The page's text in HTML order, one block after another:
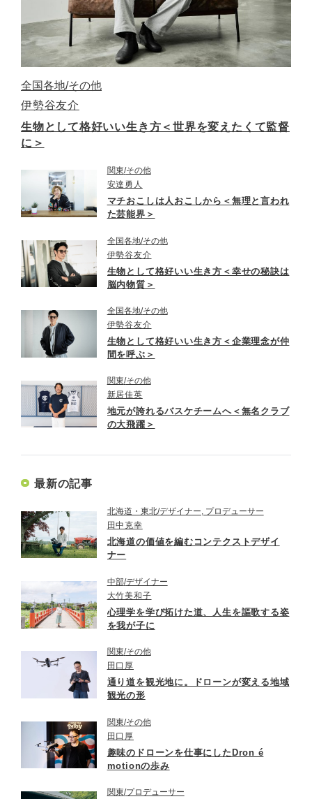
全国各地 その他
伊勢谷友介
生物として格好いい生き方＜世界を変えたくて監督
に＞
関東 その他
安達勇人
マチおこしは人おこしから＜無理と言われ
た芸能界＞
全国各地 その他
伊勢谷友介
生物として格好いい生き方＜幸せの秘訣は
脳内物質＞
全国各地 その他
伊勢谷友介
生物として格好いい生き方＜企業理念が仲
間を呼ぶ＞
関東 その他
新居佳英
地元が誇れるバスケチームへ＜無名クラブ
の大飛躍＞
最新の記事
北海道・東北 デザイナー, プロデューサー
田中克幸
北海道の価値を編むコンテクストデザイ
ナー
中部 デザイナー
大竹美和子
心理学を学び拓けた道、人生を謳歌する姿
を我が子に
関東 その他
田口厚
通り道を観光地に。ドローンが変える地域
観光の形
関東 その他
田口厚
趣味のドローンを仕事にしたDron é
motionの歩み
関東 プロデューサー